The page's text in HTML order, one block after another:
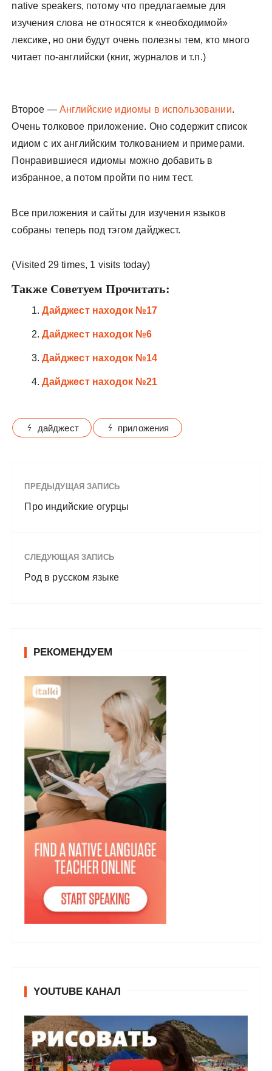
native speakers, потому что предлагаемые для
изучения слова не относятся к «необходимой»
лексике, но они будут очень полезны тем, кто много
читает по-английски (книг, журналов и т.п.)
Второе — Английские идиомы в использовании.
Очень толковое приложение. Оно содержит список
идиом с их английским толкованием и примерами.
Понравившиеся идиомы можно добавить в
избранное, а потом пройти по ним тест.
Все приложения и сайты для изучения языков
собраны теперь под тэгом дайджест.
(Visited 29 times, 1 visits today)
Также Советуем Прочитать:
Дайджест находок №17
Дайджест находок №6
Дайджест находок №14
Дайджест находок №21
дайджест приложения
ПРЕДЫДУЩАЯ ЗАПИСЬ
Про индийские огурцы
СЛЕДУЮЩАЯ ЗАПИСЬ
Род в русском языке
РЕКОМЕНДУЕМ
YOUTUBE КАНАЛ